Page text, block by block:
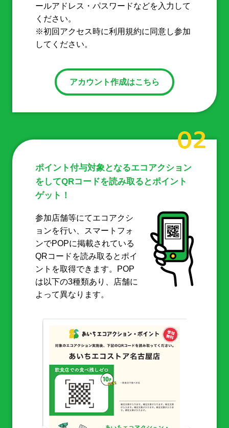
ールアドレス・パスワードなどを入力して
ください。
※初回アクセス時に利用規約に同意し参加
してください。
アカウント作成はこちら
02
ポイント付与対象となるエコアクション
をしてQRコードを読み取るとポイント
ゲット！
参加店舗等にてエコアクシ
ョンを行い、スマートフォ
ンでPOPに掲載されている
QRコードを読み取るとポイ
ントを取得できます。POP
は以下の3種類あり、店舗に
よって異なります。